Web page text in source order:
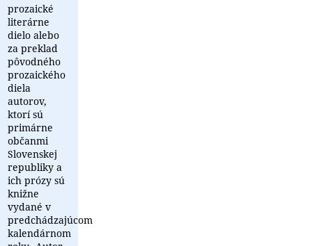
prozaické
literárne
dielo alebo
za preklad
pôvodného
prozaického
diela
autorov,
ktorí sú
primárne
občanmi
Slovenskej
republiky a
ich prózy sú
knižne
vydané v
predchádzajúcom
kalendárnom